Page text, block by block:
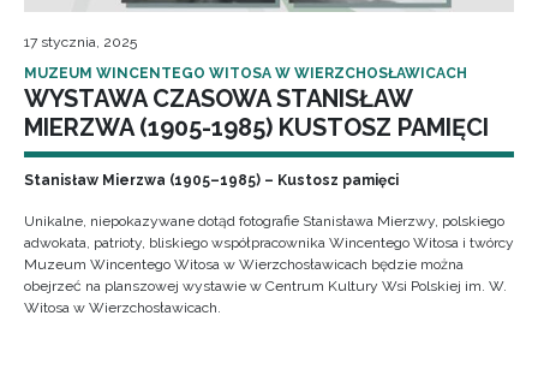
17 stycznia, 2025
MUZEUM WINCENTEGO WITOSA W WIERZCHOSŁAWICACH
WYSTAWA CZASOWA STANISŁAW
MIERZWA (1905-1985) KUSTOSZ PAMIĘCI
Stanisław Mierzwa (1905–1985) – Kustosz pamięci
Unikalne, niepokazywane dotąd fotografie Stanisława Mierzwy, polskiego
adwokata, patrioty, bliskiego współpracownika Wincentego Witosa i twórcy
Muzeum Wincentego Witosa w Wierzchosławicach będzie można
obejrzeć na planszowej wystawie w Centrum Kultury Wsi Polskiej im. W.
Witosa w Wierzchosławicach.